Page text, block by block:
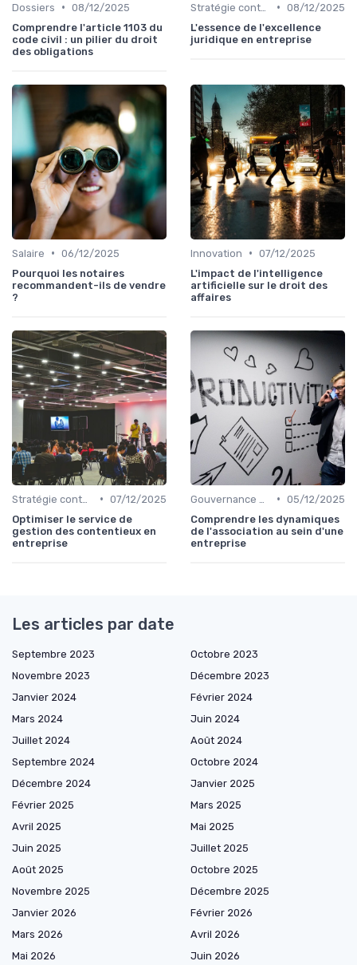
Dossiers • 08/12/2025
Comprendre l'article 1103 du
code civil : un pilier du droit
des obligations
• 08/12/2025
L'essence de l'excellence
juridique en entreprise
Salaire • 06/12/2025
Pourquoi les notaires
recommandent-ils de vendre
?
Innovation • 07/12/2025
L'impact de l'intelligence
artificielle sur le droit des
affaires
• 07/12/2025
Optimiser le service de
gestion des contentieux en
entreprise
• 05/12/2025
Comprendre les dynamiques
de l'association au sein d'une
entreprise
Les articles par date
Septembre 2023
Octobre 2023
Novembre 2023
Décembre 2023
Janvier 2024
Février 2024
Mars 2024
Juin 2024
Juillet 2024
Août 2024
Septembre 2024
Octobre 2024
Décembre 2024
Janvier 2025
Février 2025
Mars 2025
Avril 2025
Mai 2025
Juin 2025
Juillet 2025
Août 2025
Octobre 2025
Novembre 2025
Décembre 2025
Janvier 2026
Février 2026
Mars 2026
Avril 2026
Mai 2026
Juin 2026